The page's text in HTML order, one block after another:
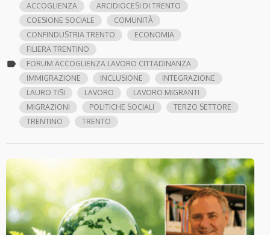
label
ACCOGLIENZA
ARCIDIOCESI DI TRENTO
COESIONE SOCIALE
COMUNITÀ
CONFINDUSTRIA TRENTO
ECONOMIA
FILIERA TRENTINO
FORUM ACCOGLIENZA LAVORO CITTADINANZA
IMMIGRAZIONE
INCLUSIONE
INTEGRAZIONE
LAURO TISI
LAVORO
LAVORO MIGRANTI
MIGRAZIONI
POLITICHE SOCIALI
TERZO SETTORE
TRENTINO
TRENTO